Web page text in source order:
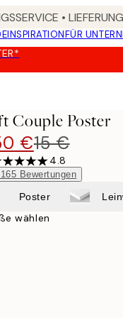
•
INSPIRATIONFÜR
Couple Poster
€15 €
4.8
Bewertungen
Poster
wählen